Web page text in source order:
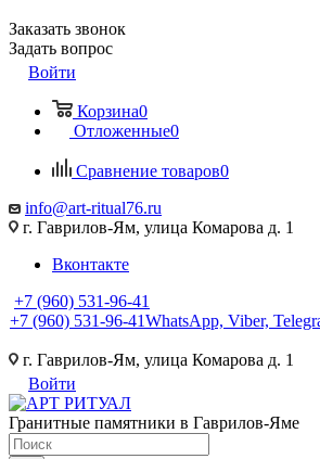
Заказать звонок
Задать вопрос
Войти
Корзина0
Отложенные0
Сравнение товаров0
info@art-ritual76.ru
г. Гаврилов-Ям, улица Комарова д. 1
Вконтакте
+7 (960) 531-96-41
+7 (960) 531-96-41WhatsApp, Viber,
г. Гаврилов-Ям, улица Комарова д. 1
Войти
Гранитные памятники в Гаврилов-Яме